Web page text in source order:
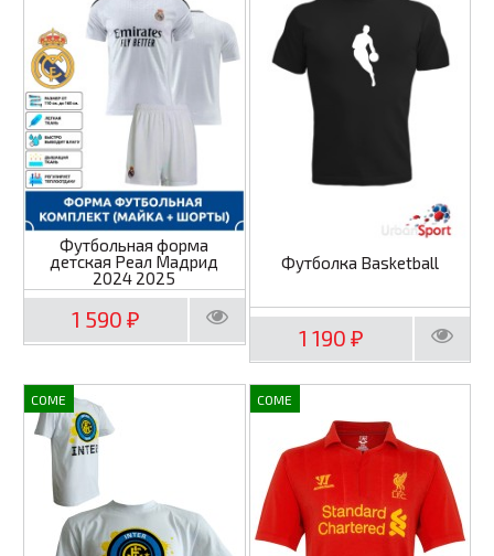
Футбольная форма
детская Реал Мадрид
2024 2025
1 590 ₽
Футболка Basketball
1 190 ₽
COME COME